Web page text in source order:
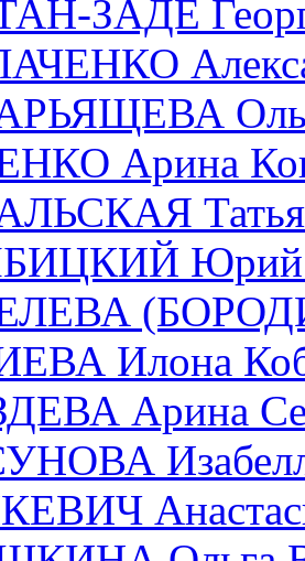
ЗАДЕ
Арина
Юрий
Илона
Арина